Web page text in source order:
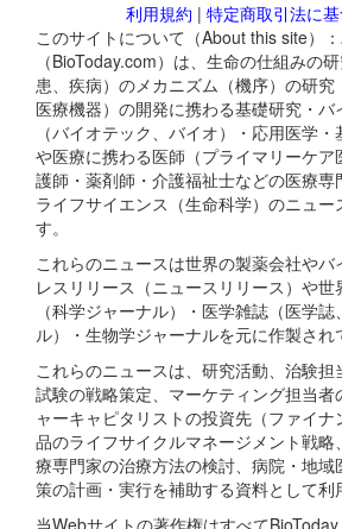
利用規約 | 特定商取引法に
このサイトについて（About this site）
（BioToday.com）は、生命の仕組みの
患、疾病）のメカニズム（機序）の研究
医療機器）の開発に携わる基礎研究・バ
（バイオテック、バイオ）・応用医学
や医療に携わる医師（プライマリーケ
護師・薬剤師・介護福祉士などの医療
ライフサイエンス（生命科学）のニュー
す。
これらのニュースは世界の製薬会社や
レスリリース（ニュースリリース）や
（科学ジャーナル）・医学雑誌（医学
ル）・生物学ジャーナルを元に作製され
これらのニュースは、研究活動、治験
試験の戦略策定、マーケティング担当者
ャーキャピタリストの投資先（ファイ
品のライフサイクルマネージメント戦
療専門家の治療方法の検討、病院・地域
策の計画・実行を補助する資料として利